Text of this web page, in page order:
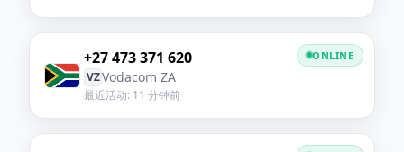
+27 473 371 620
VZVodacom ZA
最近活动: 11 分钟前
ONLINE